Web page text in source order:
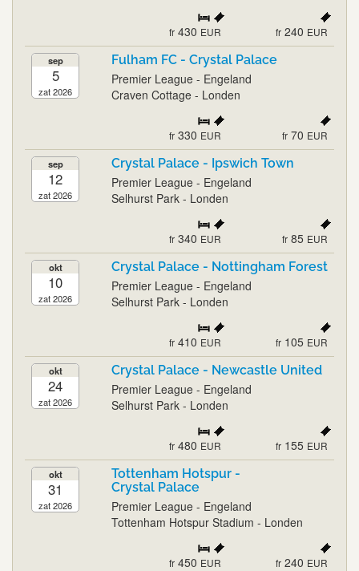
fr 430 EUR fr 240 EUR
sep
5
zat 2026
Fulham FC - Crystal Palace
Premier League - Engeland
Craven Cottage - Londen
fr 330 EUR fr 70 EUR
sep
12
zat 2026
Crystal Palace - Ipswich Town
Premier League - Engeland
Selhurst Park - Londen
fr 340 EUR fr 85 EUR
okt
10
zat 2026
Crystal Palace - Nottingham Forest
Premier League - Engeland
Selhurst Park - Londen
fr 410 EUR fr 105 EUR
okt
24
zat 2026
Crystal Palace - Newcastle United
Premier League - Engeland
Selhurst Park - Londen
fr 480 EUR fr 155 EUR
okt
31
zat 2026
Tottenham Hotspur -
Crystal Palace
Premier League - Engeland
Tottenham Hotspur Stadium - Londen
fr 450 EUR fr 240 EUR